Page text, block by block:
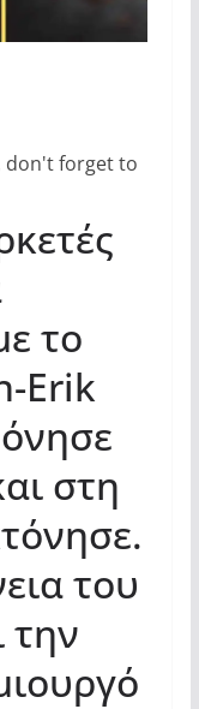
don't forget to
το
Erik
στη
του
την